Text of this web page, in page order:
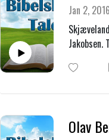
Jan 2, 2016
Jakobsen.